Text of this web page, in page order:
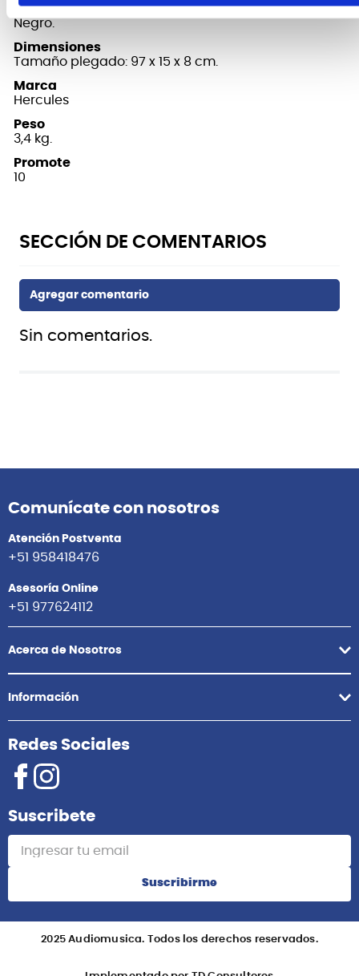
Color
Negro.
Dimensiones
Tamaño plegado: 97 x 15 x 8 cm.
Marca
Hercules
Peso
3,4 kg.
Promote
10
Sin comentarios.
Comunícate con nosotros
Atención Postventa
+51 958418476
Asesoría Online
+51 977624112
Acerca de Nosotros
Información
Redes Sociales
Suscribete
Suscribirme
2025 Audiomusica. Todos los derechos reservados.